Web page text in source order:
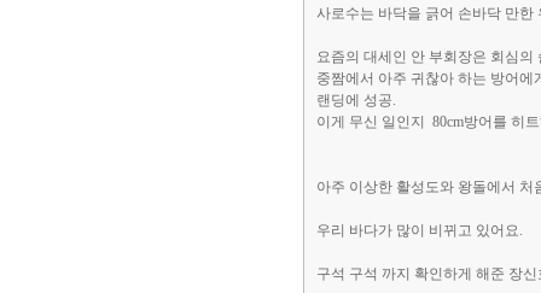
사로수는 바닥을 긁어 손바닥 만한
요즘의 대세인 안 부회장은 회심의
중짬에서 아주 귀찮아 하는 방어에
랜딩에 성공.
이게 무신 일인지 80cm방어를 히
아주 이상한 활성도와 왕돌에서 처
우리 바다가 많이 비뀌고 있어요.
구석 구석 까지 확인하게 해준 장